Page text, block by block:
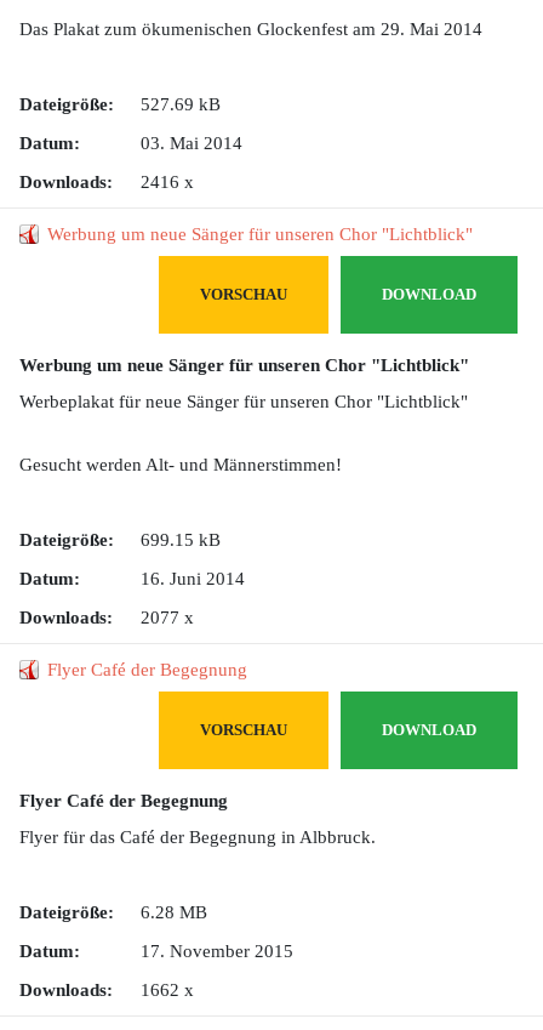
Das Plakat zum ökumenischen Glockenfest am 29. Mai 2014
Dateigröße:
527.69 kB
Datum:
03. Mai 2014
Downloads:
2416 x
Werbung um neue Sänger für unseren Chor "Lichtblick"
DOWNLOAD
VORSCHAU
Werbung um neue Sänger für unseren Chor "Lichtblick"
Werbeplakat für neue Sänger für unseren Chor "Lichtblick"
Gesucht werden Alt- und Männerstimmen!
Dateigröße:
699.15 kB
Datum:
16. Juni 2014
Downloads:
2077 x
Flyer Café der Begegnung
DOWNLOAD
VORSCHAU
Flyer Café der Begegnung
Flyer für das Café der Begegnung in Albbruck.
Dateigröße:
6.28 MB
Datum:
17. November 2015
Downloads:
1662 x